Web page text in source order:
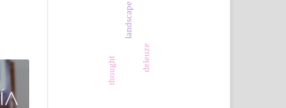
deleuze
landscape
thought